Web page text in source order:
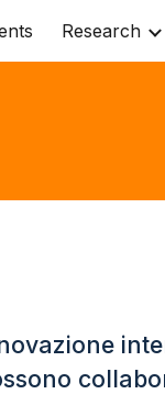
Research